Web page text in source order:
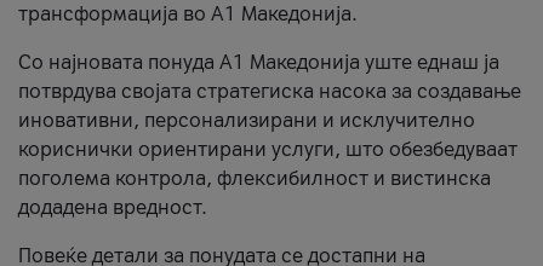
трансформација во А1 Македонија.
Со најновата понуда А1 Македонија уште еднаш ја
потврдува својата стратегиска насока за создавање
иновативни, персонализирани и исклучително
кориснички ориентирани услуги, што обезбедуваат
поголема контрола, флексибилност и вистинска
додадена вредност.
Повеќе детали за понудата се достапни на